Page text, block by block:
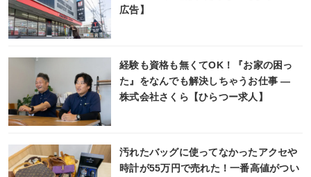
広告】
経験も資格も無くてOK！『お家の困っ
た』をなんでも解決しちゃうお仕事 ―
株式会社さくら【ひらつー求人】
汚れたバッグに使ってなかったアクセや
時計が55万円で売れた！一番高値がつい